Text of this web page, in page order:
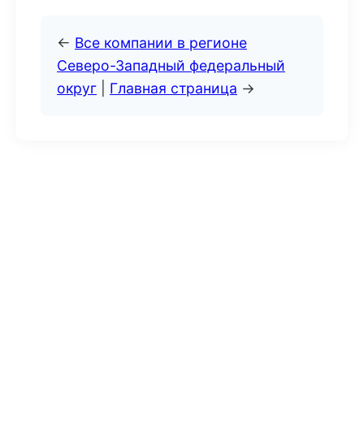
← Все компании в регионе
Северо-Западный федеральный
округ
Главная страница →